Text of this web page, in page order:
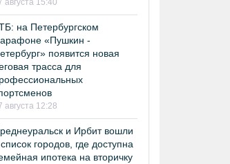
августа 15:40
на Петербургском
«Пушкин -
появится новая
трасса для
августа 12:28
и Ирбит вошли
городов, где доступна
ипотека на вторичку